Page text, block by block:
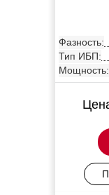
Фазность:
Тип ИБП:
Мощность: